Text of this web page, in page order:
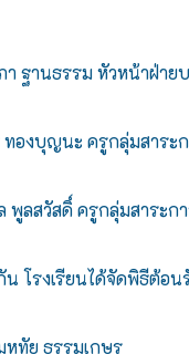
ฐานธรรม หัวหน้าฝ่าย
องบุญนะ ครูกลุ่มสาระก
พูลสวัสดิ์ ครูกลุ่มสาระก
น โรงเรียนได้จัดพิธีต้อน
หทัย ธรรมเกษร